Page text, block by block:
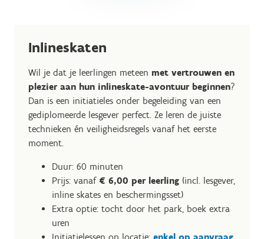
Inlineskaten
Wil je dat je leerlingen meteen met vertrouwen en
plezier aan hun inlineskate-avontuur beginnen?
Dan is een initiatieles onder begeleiding van een
gediplomeerde lesgever perfect. Ze leren de juiste
technieken én veiligheidsregels vanaf het eerste
moment.
Duur: 60 minuten
Prijs: vanaf € 6,00 per leerling (incl. lesgever,
inline skates en beschermingsset)
Extra optie: tocht door het park, boek extra
uren
Initiatielessen op locatie: enkel op aanvraag